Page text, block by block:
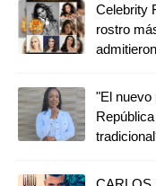
Celebrity
rostro
"El nuevo